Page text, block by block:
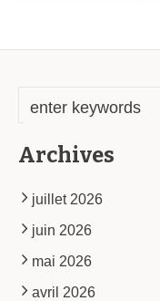
Archives
juillet 2026
juin 2026
mai 2026
avril 2026